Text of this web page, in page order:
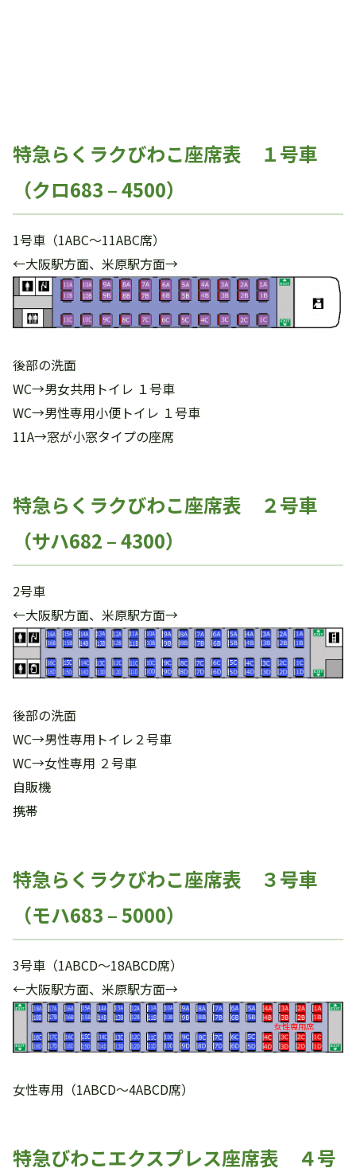
特急らくラクびわこ座席表 １号車
（クロ683 – 4500）
1号車（1ABC～11ABC席）
←大阪駅方面、米原駅方面→
後部の洗面
WC→男女共用トイレ １号車
WC→男性専用小便トイレ １号車
11A→窓が小窓タイプの座席
特急らくラクびわこ座席表 ２号車
（サハ682 – 4300）
2号車
←大阪駅方面、米原駅方面→
後部の洗面
WC→男性専用トイレ２号車
WC→女性専用 ２号車
自販機
携帯
特急らくラクびわこ座席表 ３号車
（モハ683 – 5000）
3号車（1ABCD～18ABCD席）
←大阪駅方面、米原駅方面→
女性専用（1ABCD～4ABCD席）
特急びわこエクスプレス座席表 ４号